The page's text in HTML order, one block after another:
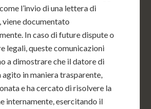
l’invio di una lettera di
viene documentato
In caso di future dispute o
legali, queste comunicazioni
a dimostrare che il datore di
agito in maniera trasparente,
e ha cercato di risolvere la
internamente, esercitando il